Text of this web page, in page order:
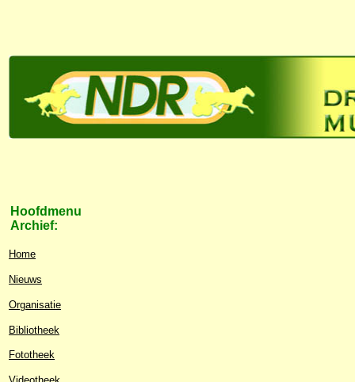
Hoofdmenu
Archief:
Home
Nieuws
Organisatie
Bibliotheek
Fototheek